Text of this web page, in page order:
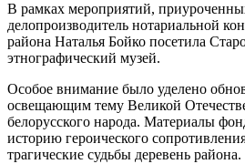
В рамках мероприятий,
делопроизводитель нотариальной
района Наталья Бойко посетила
этнографический музей.
Особое внимание было уделено
освещающим тему Великой
белорусского народа. Материалы
историю героического
трагические судьбы деревень района.